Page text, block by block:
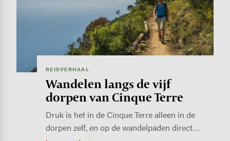
REISVERHAAL
Wandelen langs de vijf
dorpen van Cinque Terre
Druk is het in de Cinque Terre alleen in de
dorpen zelf, en op de wandelpaden direct…